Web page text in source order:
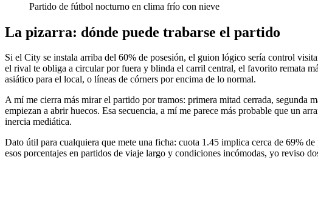
Partido de fútbol nocturno en clima frío con nieve
La pizarra: dónde puede trabarse el partido
Si el City se instala arriba del 60% de posesión, el guion lógico sería control
el rival te obliga a circular por fuera y blinda el carril central, el favorito remata
asiático para el local, o líneas de córners por encima de lo normal.
A mí me cierra más mirar el partido por tramos: primera mitad cerrada, segunda
empiezan a abrir huecos. Esa secuencia, a mí me parece más probable que un
inercia mediática.
Dato útil para cualquiera que mete una ficha: cuota 1.45 implica cerca de 69%
esos porcentajes en partidos de viaje largo y condiciones incómodas, yo reviso